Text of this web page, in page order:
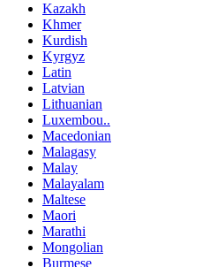
Kazakh
Khmer
Kurdish
Kyrgyz
Latin
Latvian
Lithuanian
Luxembou..
Macedonian
Malagasy
Malay
Malayalam
Maltese
Maori
Marathi
Mongolian
Burmese